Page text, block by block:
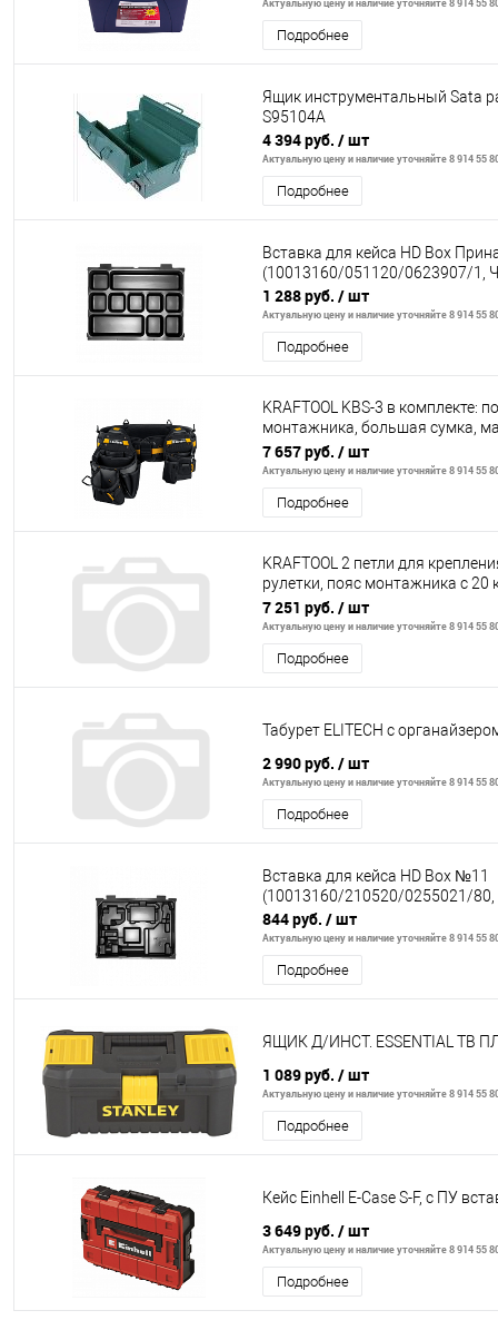
Подробнее
Ящик инструментальный Sata
S95104A
4 394 руб. / шт
Актуальную цену и наличие уточняйте 8 914 55
Подробнее
Вставка для кейса HD Box
(10013160/051120/0623907/1,
1 288 руб. / шт
Актуальную цену и наличие уточняйте 8 914 55
Подробнее
KRAFTOOL KBS-3 в комплекте:
монтажника, большая сумка,
пояс монтажника (38762)
7 657 руб. / шт
Актуальную цену и наличие уточняйте 8 914 55
Подробнее
KRAFTOOL 2 петли для
рулетки, пояс монтажника с 20
подвесными по
7 251 руб. / шт
Актуальную цену и наличие уточняйте 8 914 55
Подробнее
Табурет ELITECH с
2 990 руб. / шт
Актуальную цену и наличие уточняйте 8 914 55
Подробнее
Вставка для кейса HD Box №11
(10013160/210520/0255021/
844 руб. / шт
Актуальную цену и наличие уточняйте 8 914 55
Подробнее
ЯЩИК Д/ИНСТ. ESSENTIAL TB
1 089 руб. / шт
Актуальную цену и наличие уточняйте 8 914 55
Подробнее
Кейс Einhell E-Case S-F, с ПУ
3 649 руб. / шт
Актуальную цену и наличие уточняйте 8 914 55
Подробнее